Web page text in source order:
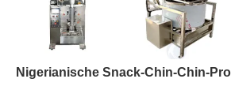
Nigerianische Snack-Chin-Chin-